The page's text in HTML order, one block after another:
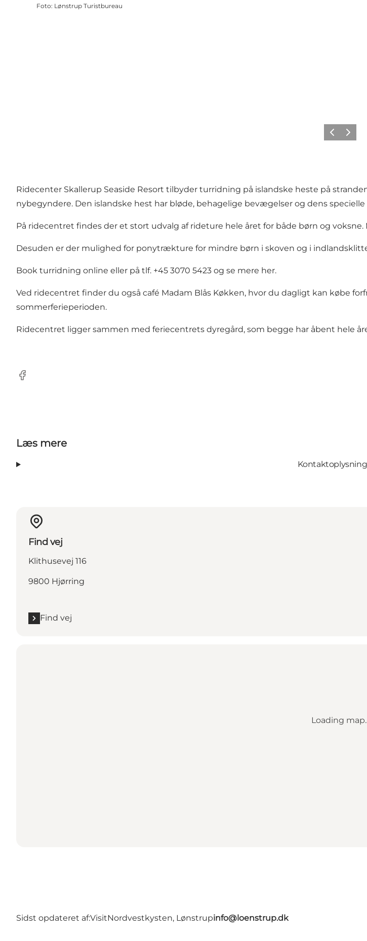
Foto: Lønstrup Turistbureau
ForrigeNæste
Ridecenter Skallerup Seaside Resort tilbyder turridning på islandske heste på
nybegyndere. Den islandske hest har bløde, behagelige bevægelser og dens
På ridecentret findes der et stort udvalg af rideture hele året for både børn og
Desuden er der mulighed for ponytrækture for mindre børn i skoven og i
Book turridning online eller på tlf. +45 3070 5423 og se mere her.
Ved ridecentret finder du også café Madam Blås Køkken, hvor du dagligt kan købe
sommerferieperioden.
Ridecentret ligger sammen med feriecentrets dyregård, som begge har åbent hele
Facebook
Læs mere
Find vej
Klithusevej 116
9800 Hjørring
Find vej
Loading
Sidst opdateret af:VisitNordvestkysten, Lønstrupinfo@loenstrup.dk